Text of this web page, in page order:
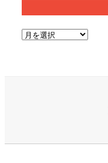
ア